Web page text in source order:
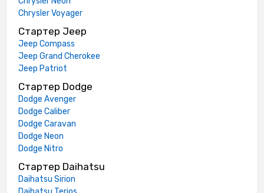
Chrysler Voyager
Стартер Jeep
Jeep Compass
Jeep Grand Cherokee
Jeep Patriot
Стартер Dodge
Dodge Avenger
Dodge Caliber
Dodge Caravan
Dodge Neon
Dodge Nitro
Стартер Daihatsu
Daihatsu Sirion